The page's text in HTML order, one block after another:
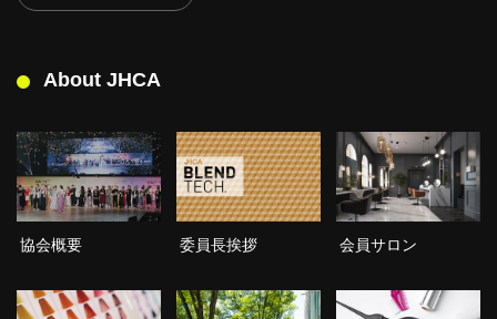
About JHCA
協会概要 委員長挨拶 会員サロン